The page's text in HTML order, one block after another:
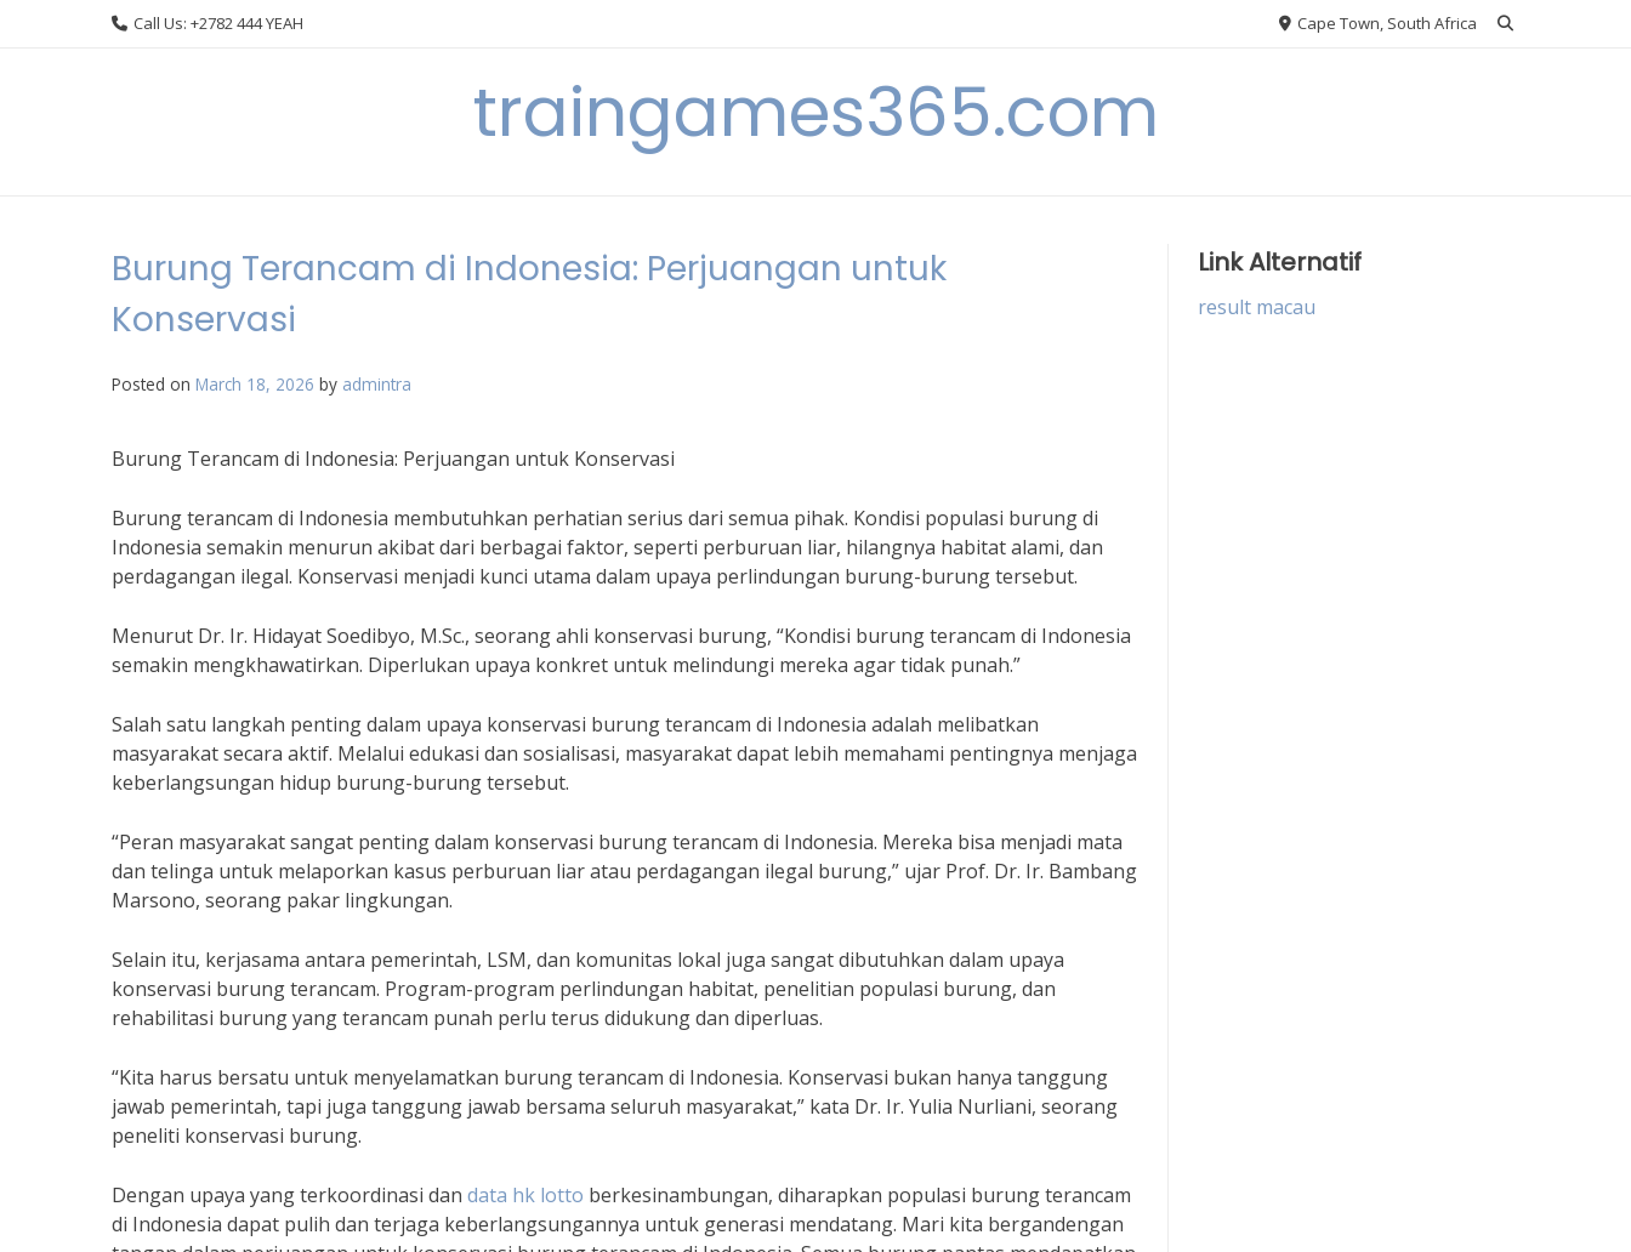
Call Us: +2782 444 YEAH Cape Town, South Africa
traingames365.com
Burung Terancam di Indonesia: Perjuangan untuk
Konservasi
Posted on March 18, 2026 by admintra
Burung Terancam di Indonesia: Perjuangan untuk Konservasi
Burung terancam di Indonesia membutuhkan perhatian serius dari semua pihak. Kondisi populasi burung di
Indonesia semakin menurun akibat dari berbagai faktor, seperti perburuan liar, hilangnya habitat alami, dan
perdagangan ilegal. Konservasi menjadi kunci utama dalam upaya perlindungan burung-burung tersebut.
Menurut Dr. Ir. Hidayat Soedibyo, M.Sc., seorang ahli konservasi burung, “Kondisi burung terancam di Indonesia
semakin mengkhawatirkan. Diperlukan upaya konkret untuk melindungi mereka agar tidak punah.”
Salah satu langkah penting dalam upaya konservasi burung terancam di Indonesia adalah melibatkan
masyarakat secara aktif. Melalui edukasi dan sosialisasi, masyarakat dapat lebih memahami pentingnya menjaga
keberlangsungan hidup burung-burung tersebut.
“Peran masyarakat sangat penting dalam konservasi burung terancam di Indonesia. Mereka bisa menjadi mata
dan telinga untuk melaporkan kasus perburuan liar atau perdagangan ilegal burung,” ujar Prof. Dr. Ir. Bambang
Marsono, seorang pakar lingkungan.
Selain itu, kerjasama antara pemerintah, LSM, dan komunitas lokal juga sangat dibutuhkan dalam upaya
konservasi burung terancam. Program-program perlindungan habitat, penelitian populasi burung, dan
rehabilitasi burung yang terancam punah perlu terus didukung dan diperluas.
“Kita harus bersatu untuk menyelamatkan burung terancam di Indonesia. Konservasi bukan hanya tanggung
jawab pemerintah, tapi juga tanggung jawab bersama seluruh masyarakat,” kata Dr. Ir. Yulia Nurliani, seorang
peneliti konservasi burung.
Dengan upaya yang terkoordinasi dan data hk lotto berkesinambungan, diharapkan populasi burung terancam
di Indonesia dapat pulih dan terjaga keberlangsungannya untuk generasi mendatang. Mari kita bergandengan
Link Alternatif
result macau